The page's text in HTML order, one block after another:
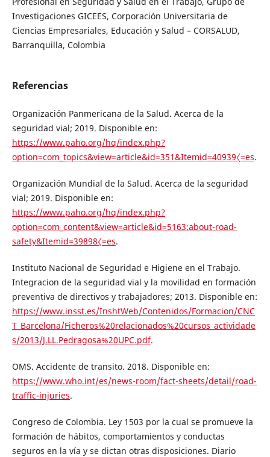
Investigaciones GICEES, Corporación Universitaria de
Ciencias Empresariales, Educación y Salud – CORSALUD,
Barranquilla, Colombia
Referencias
Organización Panmericana de la Salud. Acerca de la
seguridad vial; 2019. Disponible en:
https://www.paho.org/hq/index.php?
option=com_topics&view=article&id=351&Itemid=40939〈=es.
Organización Mundial de la Salud. Acerca de la seguridad
vial; 2019. Disponible en:
https://www.paho.org/hq/index.php?
option=com_content&view=article&id=5163:about-road-
safety&Itemid=39898〈=es.
Instituto Nacional de Seguridad e Higiene en el Trabajo.
Integracion de la seguridad vial y la movilidad en formación
preventiva de directivos y trabajadores; 2013. Disponible en:
https://www.insst.es/InshtWeb/Contenidos/Formacion/CNC
T_Barcelona/Ficheros%20relacionados%20cursos_actividade
s/2013/J.LL.Pedragosa%20UPC.pdf.
OMS. Accidente de transito. 2018. Disponible en:
https://www.who.int/es/news-room/fact-sheets/detail/road-
traffic-injuries.
Congreso de Colombia. Ley 1503 por la cual se promueve la
formación de hábitos, comportamientos y conductas
seguros en la vía y se dictan otras disposiciones. Diario